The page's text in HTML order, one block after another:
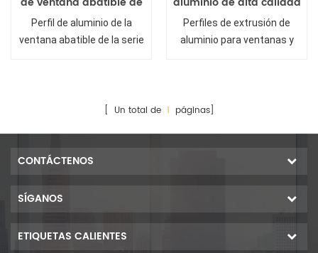
la serie sudáfrica
Perfil de aluminio de la
ventana abatible de la serie
para ventanas y
puertas system sa
Perfiles de extrusión de
aluminio para ventanas y
[ Un total de 1 páginas]
CONTÁCTENOS
SÍGANOS
ETIQUETAS CALIENTES